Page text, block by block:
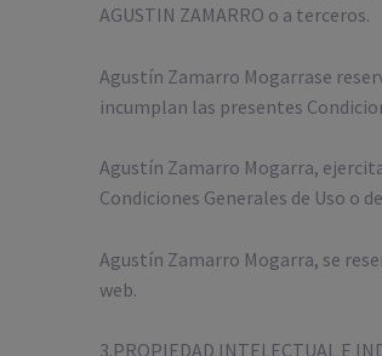
AGUSTIN ZAMARRO o a terceros.
Agustín Zamarro Mogarrase
incumplan las presentes
Agustín Zamarro Mogarra,
Condiciones Generales de Uso o
Agustín Zamarro Mogarra, se
web.
3.PROPIEDAD INTELECTUAL E